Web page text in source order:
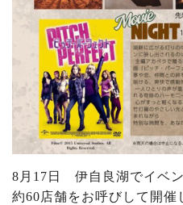
8月17日 伊自良湖でイベ
約60店舗をお呼びして開催